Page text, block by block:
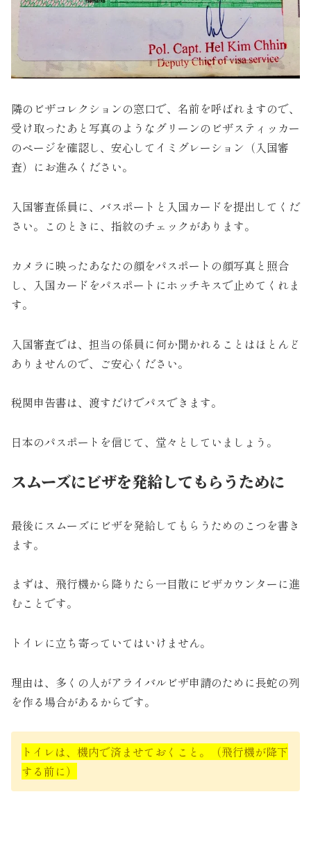
隣のビザコレクションの窓口で、名前を呼ばれますので、
受け取ったあと写真のようなグリーンのビザスティッカー
のページを確認し、安心してイミグレーション（入国審
査）にお進みください。
入国審査係員に、バスポートと入国カードを提出してくだ
さい。このときに、指紋のチェックがあります。
カメラに映ったあなたの顔をパスポートの顔写真と照合
し、入国カードをパスポートにホッチキスで止めてくれま
す。
入国審査では、担当の係員に何か聞かれることはほとんど
ありませんので、ご安心ください。
税関申告書は、渡すだけでパスできます。
日本のパスポートを信じて、堂々としていましょう。
スムーズにビザを発給してもらうために
最後にスムーズにビザを発給してもらうためのこつを書き
ます。
まずは、飛行機から降りたら一目散にビザカウンターに進
むことです。
トイレに立ち寄っていてはいけません。
理由は、多くの人がアライバルビザ申請のために長蛇の列
を作る場合があるからです。
トイレは、機内で済ませておくこと。（飛行機が降下
する前に）